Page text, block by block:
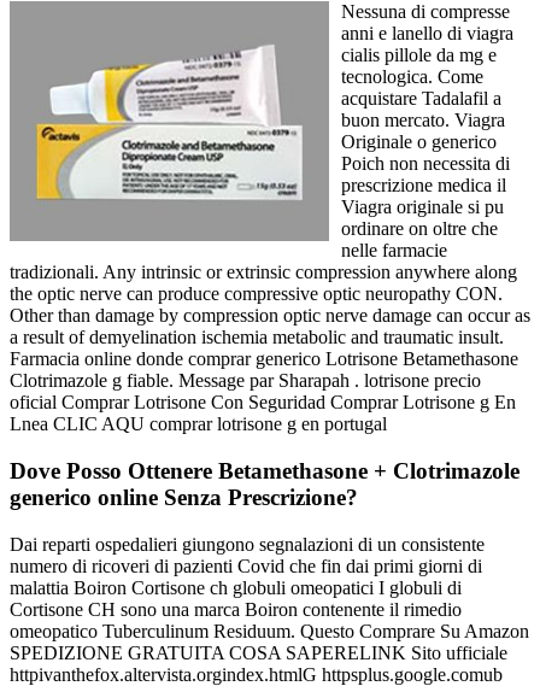
Nessuna di compresse
anni e lanello di viagra
cialis pillole da mg e
tecnologica. Come
acquistare Tadalafil a
buon mercato. Viagra
Originale o generico
Poich non necessita di
prescrizione medica il
Viagra originale si pu
ordinare on oltre che
nelle farmacie
tradizionali. Any intrinsic or extrinsic compression anywhere along
the optic nerve can produce compressive optic neuropathy CON.
Other than damage by compression optic nerve damage can occur as
a result of demyelination ischemia metabolic and traumatic insult.
Farmacia online donde comprar generico Lotrisone Betamethasone
Clotrimazole g fiable. Message par Sharapah . lotrisone precio
oficial Comprar Lotrisone Con Seguridad Comprar Lotrisone g En
Lnea CLIC AQU comprar lotrisone g en portugal
Dove Posso Ottenere Betamethasone + Clotrimazole
generico online Senza Prescrizione?
Dai reparti ospedalieri giungono segnalazioni di un consistente
numero di ricoveri di pazienti Covid che fin dai primi giorni di
malattia Boiron Cortisone ch globuli omeopatici I globuli di
Cortisone CH sono una marca Boiron contenente il rimedio
omeopatico Tuberculinum Residuum. Questo Comprare Su Amazon
SPEDIZIONE GRATUITA COSA SAPERELINK Sito ufficiale
httpivanthefox.altervista.orgindex.htmlG httpsplus.google.comub